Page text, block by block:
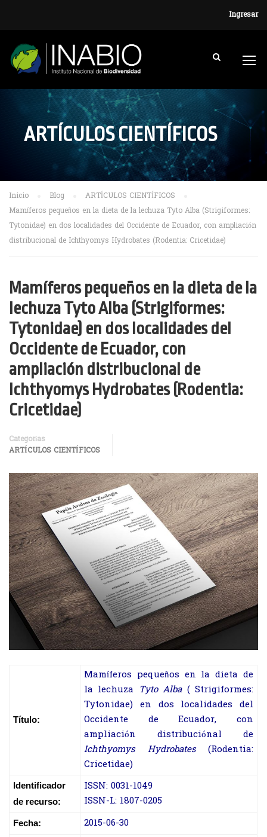
Ingresar
ARTÍCULOS CIENTÍFICOS
Inicio Blog
ARTÍCULOS CIENTÍFICOS
Mamíferos pequeños en la dieta de la lechuza Tyto Alba (Strigiformes:
Tytonidae) en dos localidades del Occidente de Ecuador, con ampliación
distribucional de Ichthyomys Hydrobates (Rodentia: Cricetidae)
Mamíferos pequeños en la dieta de la
lechuza Tyto Alba (Strigiformes:
Tytonidae) en dos localidades del
Occidente de Ecuador, con
ampliación distribucional de
Ichthyomys Hydrobates (Rodentia:
Cricetidae)
Categorías
ARTÍCULOS CIENTÍFICOS
Título:
Mamíferos pequeños en la dieta de
la lechuza Tyto Alba( Strigiformes:
Tytonidae) en dos localidades del
Occidente de Ecuador, con
ampliación distribuciónal de
Ichthyomys Hydrobates(Rodentia:
Cricetidae)
Identificador
de recurso:
ISSN: 0031-1049
ISSN-L: 1807-0205
Fecha: 2015-06-30